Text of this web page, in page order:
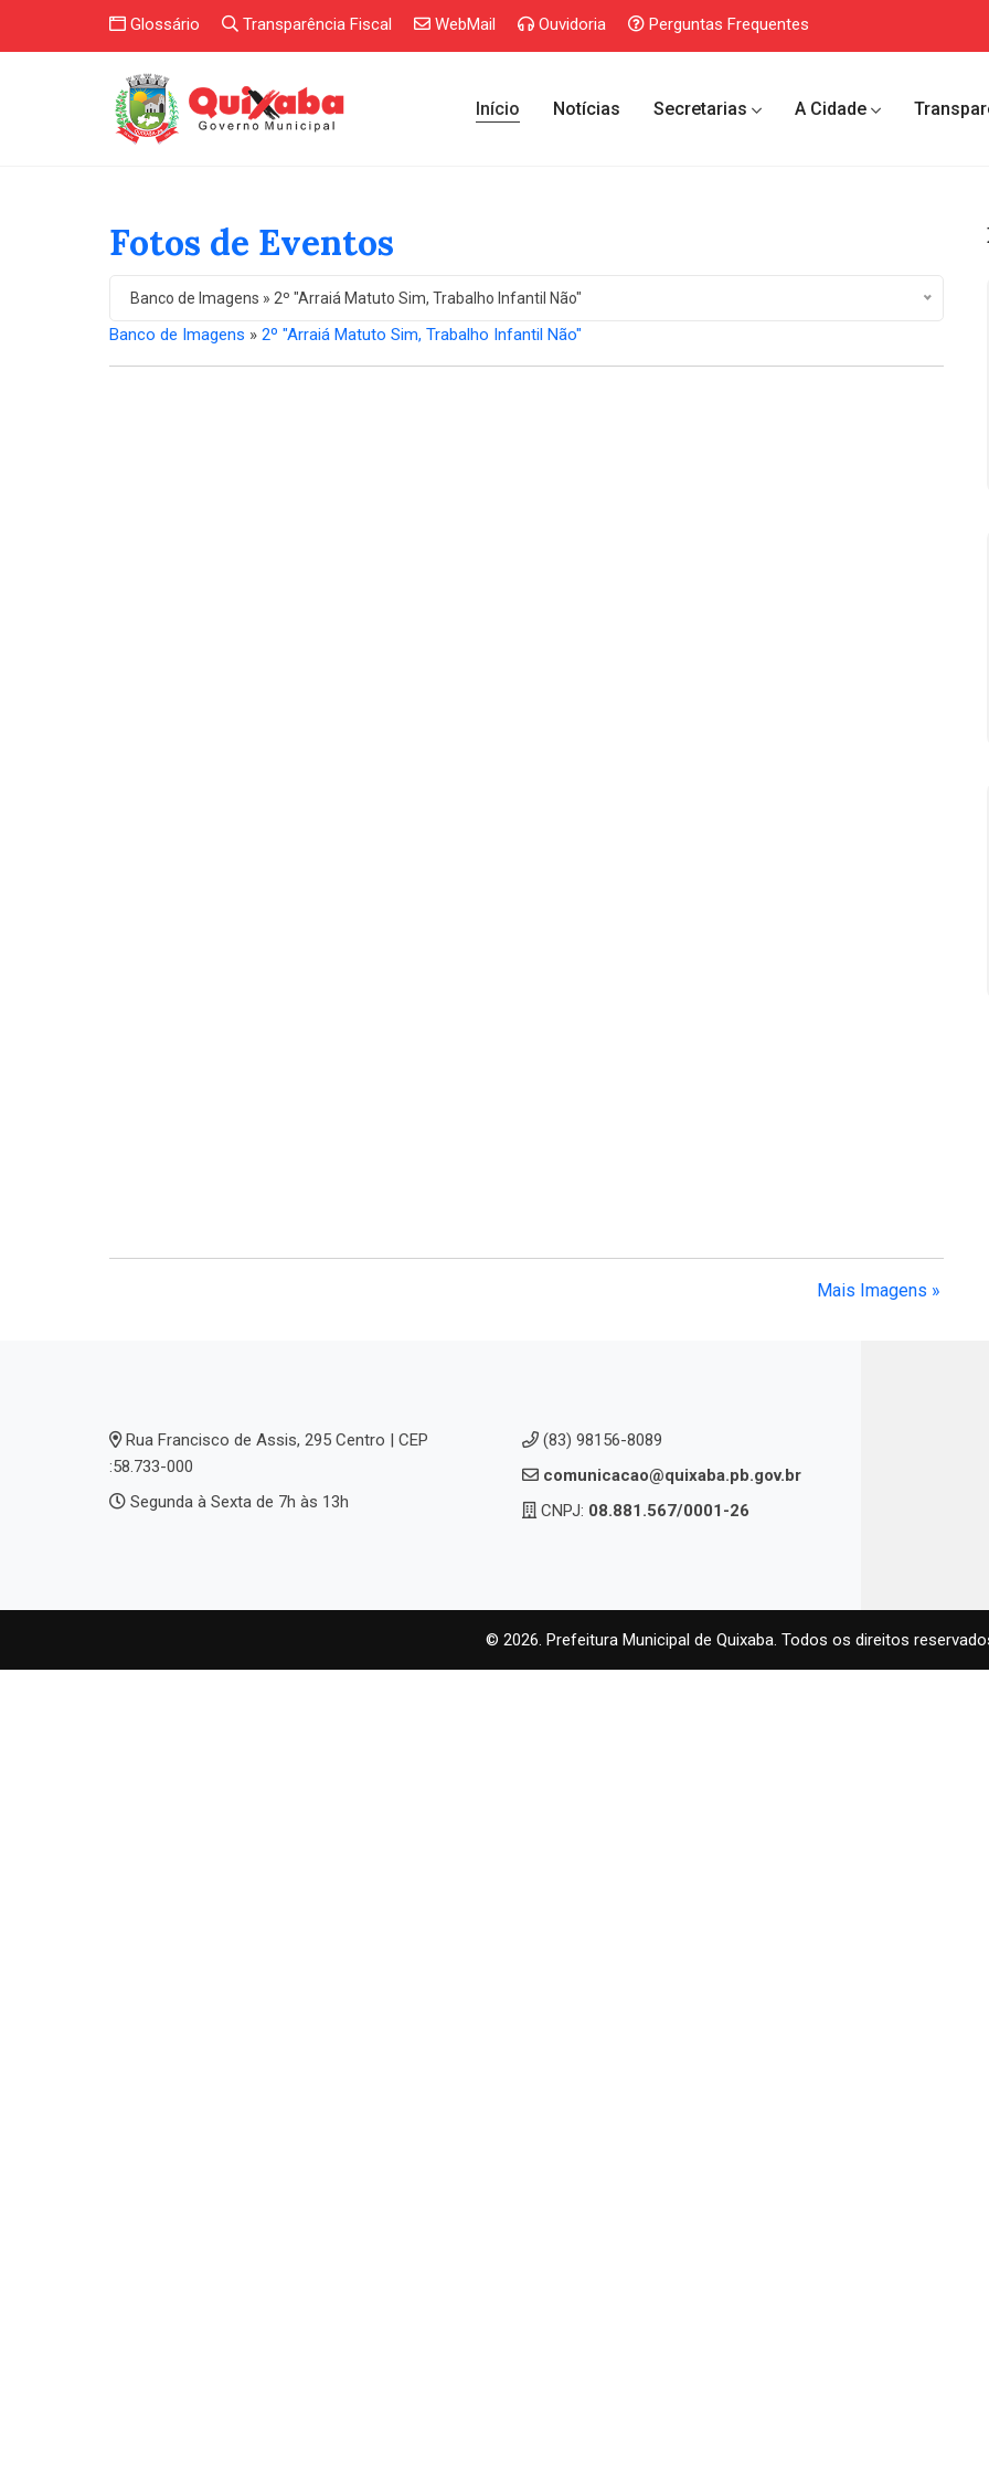
Glossário Transparência Fiscal WebMail Ouvidoria Perguntas Frequentes
Início Notícias Secretarias A Cidade
Fotos de Eventos
Banco de Imagens » 2º "Arraiá Matuto Sim, Trabalho Infantil Não"
Banco de Imagens » 2º "Arraiá Matuto Sim, Trabalho Infantil Não"
Mais Imagens »
Rua Francisco de Assis, 295 Centro | CEP
:58.733-000
Segunda à Sexta de 7h às 13h
(83) 98156-8089
comunicacao@quixaba.pb.gov.br
CNPJ: 08.881.567/0001-26
© 2026. Prefeitura Municipal de Quixaba. Todos os direitos